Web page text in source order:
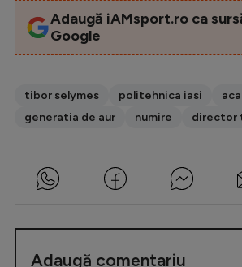
Adaugă iAMsport.ro ca
Google
tibor selymes politehnica iasi
generatia de aur
numire director
Adaugă comentariu